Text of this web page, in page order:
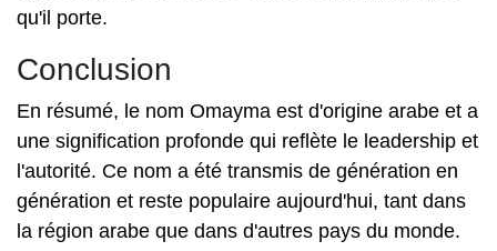
qu'il porte.
Conclusion
En résumé, le nom Omayma est d'origine arabe et a
une signification profonde qui reflète le leadership et
l'autorité. Ce nom a été transmis de génération en
génération et reste populaire aujourd'hui, tant dans
la région arabe que dans d'autres pays du monde.